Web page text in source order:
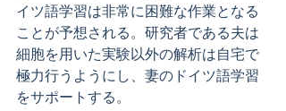
イツ語学習は非常に困難な作業となる
ことが予想される。研究者である夫は
細胞を用いた実験以外の解析は自宅で
極力行うようにし、妻のドイツ語学習
をサポートする。